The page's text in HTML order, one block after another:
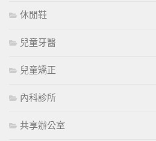
休閒鞋
兒童牙醫
兒童矯正
內科診所
共享辦公室